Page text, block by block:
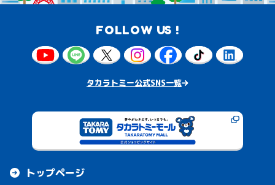
FOLLOW US !
タカラトミー公式SNS一覧
トップページ